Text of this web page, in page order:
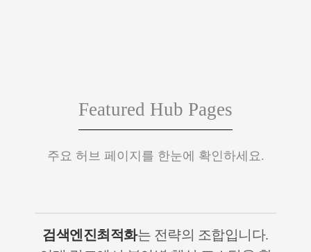
Featured Hub Pages
주요 허브 페이지를 한눈에 확인하세요.
검색엔진최적화는 전략의 조합입니다.